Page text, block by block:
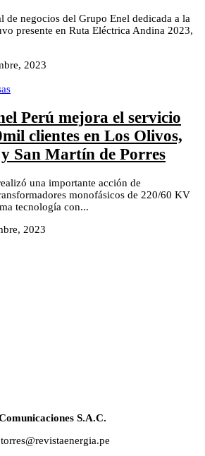
de negocios del Grupo Enel dedicada a la
presente en Ruta Eléctrica Andina 2023,
2023
Perú mejora el servicio
clientes en Los Olivos,
San Martín de Porres
una importante acción de
monofásicos de 220/60 KV
tecnología con...
2023
S.A.C.